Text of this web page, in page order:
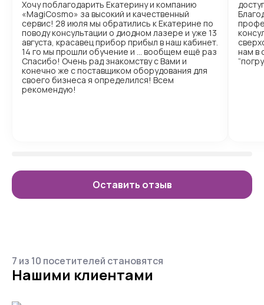
Хочу поблагодарить Екатерину и компанию
«MagiCosmo» за высокий и качественный
сервис! 28 июля мы обратились к Екатерине по
поводу консультации о диодном лазере и уже 13
августа, красавец прибор прибыл в наш кабинет.
14 го мы прошли обучение и … вообщем ещё раз
Спасибо! Очень рад знакомству с Вами и
конечно же с поставщиком оборудования для
своего бизнеса я определился! Всем
рекомендую!
нам в
Оставить отзыв
7 из 10 посетителей становятся
Нашими клиентами